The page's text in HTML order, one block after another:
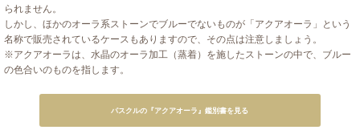
られません。
しかし、ほかのオーラ系ストーンでブルーでないものが「アクアオーラ」という
名称で販売されているケースもありますので、その点は注意しましょう。
※アクアオーラは、水晶のオーラ加工（蒸着）を施したストーンの中で、ブルー
の色合いのものを指します。
パスクルの『アクアオーラ』鑑別書を見る